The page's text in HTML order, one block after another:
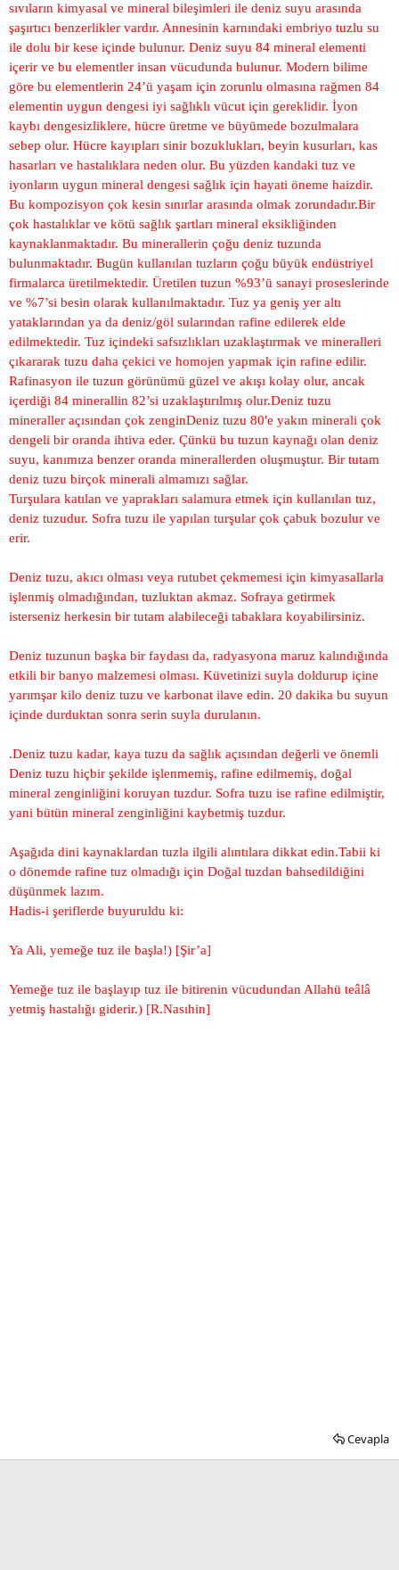
sıvıların kimyasal ve mineral bileşimleri ile deniz suyu arasında
şaşırtıcı benzerlikler vardır. Annesinin karnındaki embriyo tuzlu su
ile dolu bir kese içinde bulunur. Deniz suyu 84 mineral elementi
içerir ve bu elementler insan vücudunda bulunur. Modern bilime
göre bu elementlerin 24’ü yaşam için zorunlu olmasına rağmen 84
elementin uygun dengesi iyi sağlıklı vücut için gereklidir. İyon
kaybı dengesizliklere, hücre üretme ve büyümede bozulmalara
sebep olur. Hücre kayıpları sinir bozuklukları, beyin kusurları, kas
hasarları ve hastalıklara neden olur. Bu yüzden kandaki tuz ve
iyonların uygun mineral dengesi sağlık için hayati öneme haizdir.
Bu kompozisyon çok kesin sınırlar arasında olmak zorundadır.Bir
çok hastalıklar ve kötü sağlık şartları mineral eksikliğinden
kaynaklanmaktadır. Bu minerallerin çoğu deniz tuzunda
bulunmaktadır. Bugün kullanılan tuzların çoğu büyük endüstriyel
firmalarca üretilmektedir. Üretilen tuzun %93’ü sanayi proseslerinde
ve %7’si besin olarak kullanılmaktadır. Tuz ya geniş yer altı
yataklarından ya da deniz/göl sularından rafine edilerek elde
edilmektedir. Tuz içindeki safsızlıkları uzaklaştırmak ve mineralleri
çıkararak tuzu daha çekici ve homojen yapmak için rafine edilir.
Rafinasyon ile tuzun görünümü güzel ve akışı kolay olur, ancak
içerdiği 84 minerallin 82’si uzaklaştırılmış olur.Deniz tuzu
mineraller açısından çok zenginDeniz tuzu 80′e yakın minerali çok
dengeli bir oranda ihtiva eder. Çünkü bu tuzun kaynağı olan deniz
suyu, kanımıza benzer oranda minerallerden oluşmuştur. Bir tutam
deniz tuzu birçok minerali almamızı sağlar.
Turşulara katılan ve yaprakları salamura etmek için kullanılan tuz,
deniz tuzudur. Sofra tuzu ile yapılan turşular çok çabuk bozulur ve
erir.
Deniz tuzu, akıcı olması veya rutubet çekmemesi için kimyasallarla
işlenmiş olmadığından, tuzluktan akmaz. Sofraya getirmek
isterseniz herkesin bir tutam alabileceği tabaklara koyabilirsiniz.
Deniz tuzunun başka bir faydası da, radyasyona maruz kalındığında
etkili bir banyo malzemesi olması. Küvetinizi suyla doldurup içine
yarımşar kilo deniz tuzu ve karbonat ilave edin. 20 dakika bu suyun
içinde durduktan sonra serin suyla durulanın.
.Deniz tuzu kadar, kaya tuzu da sağlık açısından değerli ve önemli
Deniz tuzu hiçbir şekilde işlenmemiş, rafine edilmemiş, doğal
mineral zenginliğini koruyan tuzdur. Sofra tuzu ise rafine edilmiştir,
yani bütün mineral zenginliğini kaybetmiş tuzdur.
Aşağıda dini kaynaklardan tuzla ilgili alıntılara dikkat edin.Tabii ki
o dönemde rafine tuz olmadığı için Doğal tuzdan bahsedildiğini
düşünmek lazım.
Hadis-i şeriflerde buyuruldu ki:
Ya Ali, yemeğe tuz ile başla!) [Şir’a]
Yemeğe tuz ile başlayıp tuz ile bitirenin vücudundan Allahü teâlâ
yetmiş hastalığı giderir.) [R.Nasıhin]
Cevapla